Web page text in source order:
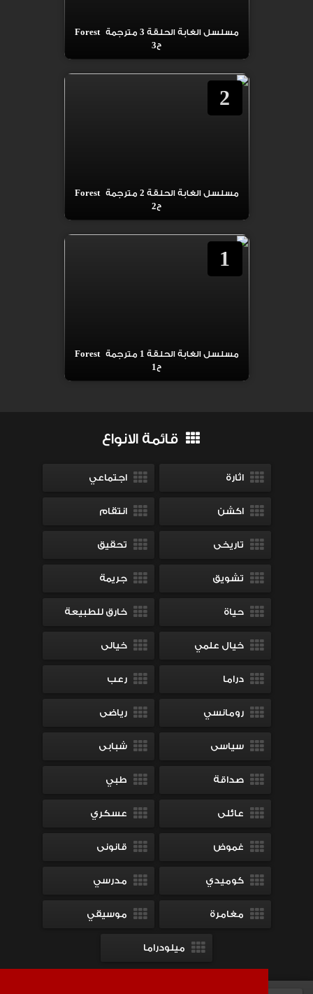
مسلسل الغابة الحلقة 3 مترجمة Forest
ح3
2
مسلسل الغابة الحلقة 2 مترجمة Forest
ح2
1
مسلسل الغابة الحلقة 1 مترجمة Forest
ح1
قائمة الانواع
اثارة اجتماعي
اكشن انتقام
تاريخى تحقيق
تشويق جريمة
حياة خارق للطبيعة
خيال علمي خيالى
دراما رعب
رومانسي رياضى
سياسى شبابى
صداقة طبي
عائلى عسكري
غموض قانونى
كوميدي مدرسي
مغامرة موسيقي
ميلودراما